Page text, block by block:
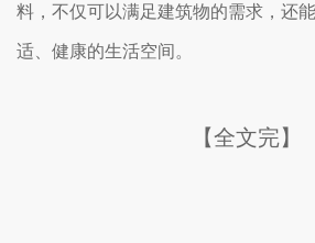
料，不仅可以满足建筑物的需求，还
适、健康的生活空间。
【全文完】